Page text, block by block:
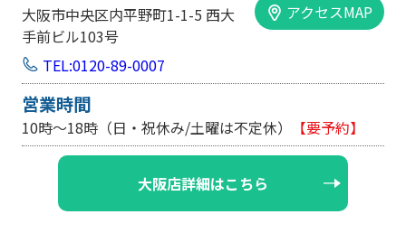
大阪市中央区内平野町1-1-5 西大
手前ビル103号
アクセスMAP
TEL:0120-89-0007
営業時間
10時～18時（日・祝休み/土曜は不定休） 【要予約】
大阪店詳細はこちら